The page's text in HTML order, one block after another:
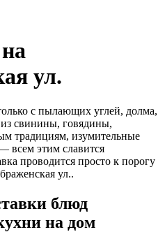
ул.
с пылающих углей, долма,
свинины, говядины,
традициям, изумительные
всем этим славится
проводится просто к порогу
ул..
блюд
на дом